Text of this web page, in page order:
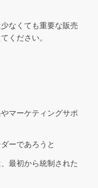
なくても重要な販売
ください。
マーケティングサポ
ーであろうと
最初から統制された